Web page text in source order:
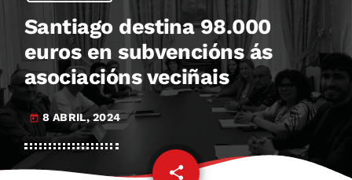
Santiago destina 98.000
euros en subvencións ás
asociacións veciñais
today 8 ABRIL, 2024
share
email